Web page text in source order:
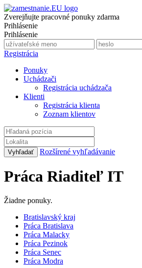
Zverejňujte pracovné ponuky zdarma
Prihlásenie
Prihlásenie
Registrácia
Ponuky
Uchádzači
Registrácia uchádzača
Klienti
Registrácia klienta
Zoznam klientov
Rozšírené vyhľadávanie
Práca Riaditeľ IT
Žiadne ponuky.
Bratislavský kraj
Práca Bratislava
Práca Malacky
Práca Pezinok
Práca Senec
Práca Modra